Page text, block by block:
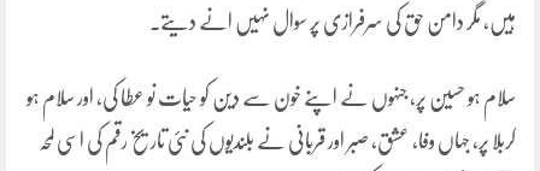
ہیں، مگر دامن حق کی سرفرازی پر سوال نہیں انے دیتے۔
سلام ہو حسین پر، جنہوں نے اپنے خون سے دین کو حیات نو عطا کی، اور سلام ہو
کربلا پر، جہاں وفا، عشق، صبر اور قربانی نے بلندیوں کی نئی تاریخ رقم کی اسی لمحہ